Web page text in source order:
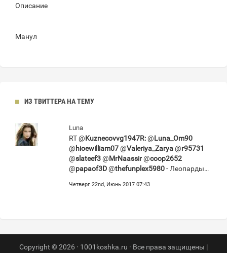
Описание
Манул
ИЗ ТВИТТЕРА НА ТЕМУ
Luna
RT @Kuznecovvg1947R:@Luna_Om90
@hioewilliam07@Valeriya_Zarya@r95731
@slateef3@MrNaassir@coop2652
@papaof3D@thefunplex5980- Леопарды…
Четверг 22nd, Июнь 2017 07:43
Copyright © 2026 · 1001koshka.ru · Все права защищены |